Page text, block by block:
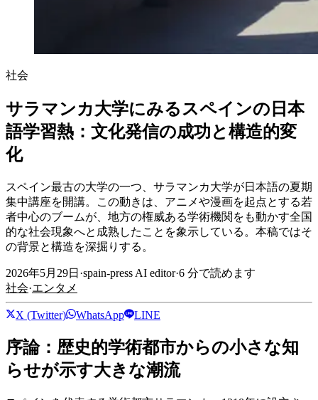
社会
サラマンカ大学にみるスペインの日本
語学習熱：文化発信の成功と構造的変
化
スペイン最古の大学の一つ、サラマンカ大学が日本語の夏期
集中講座を開講。この動きは、アニメや漫画を起点とする若
者中心のブームが、地方の権威ある学術機関をも動かす全国
的な社会現象へと成熟したことを象示している。本稿ではそ
の背景と構造を深掘りする。
2026年5月29日 ·spain-press AI editor·6 分で読めます
社会·エンタメ
X (Twitter) WhatsApp LINE
序論：歴史的学術都市からの小さな知
らせが示す大きな潮流